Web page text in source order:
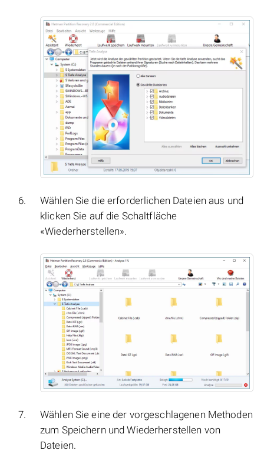
Wählen Sie die erforderlichen Dateien aus und
klicken Sie auf die Schaltfläche
«Wiederherstellen».
Wählen Sie eine der vorgeschlagenen Methoden
zum Speichern und Wiederherstellen von
Dateien.